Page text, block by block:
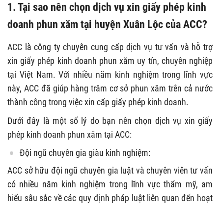
1. Tại sao nên chọn dịch vụ xin giấy phép kinh
doanh phun xăm tại huyện Xuân Lộc của ACC?
ACC là công ty chuyên cung cấp dịch vụ tư vấn và hỗ trợ
xin giấy phép kinh doanh phun xăm uy tín, chuyên nghiệp
tại Việt Nam. Với nhiều năm kinh nghiệm trong lĩnh vực
này, ACC đã giúp hàng trăm cơ sở phun xăm trên cả nước
thành công trong việc xin cấp giấy phép kinh doanh.
Dưới đây là một số lý do bạn nên chọn dịch vụ xin giấy
phép kinh doanh phun xăm tại ACC:
Đội ngũ chuyên gia giàu kinh nghiệm:
ACC sở hữu đội ngũ chuyên gia luật và chuyên viên tư vấn
có nhiều năm kinh nghiệm trong lĩnh vực thẩm mỹ, am
hiểu sâu sắc về các quy định pháp luật liên quan đến hoạt